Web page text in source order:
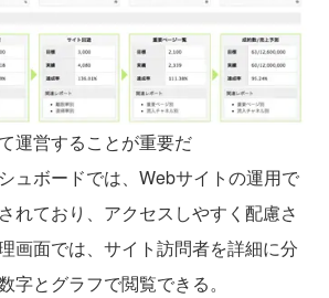
運営することが重要だ
ュボードでは、Webサイトの運用で
れており、アクセスしやすく配慮さ
画面では、サイト訪問者を詳細に分
字とグラフで閲覧できる。